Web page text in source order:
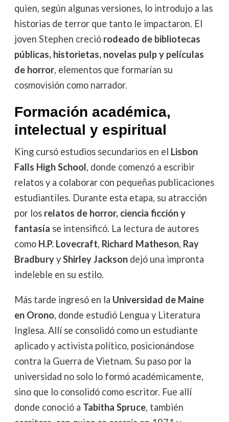
quien, según algunas versiones, lo introdujo a las
historias de terror que tanto le impactaron. El
joven Stephen creció rodeado de bibliotecas
públicas, historietas, novelas pulp y películas
de horror, elementos que formarían su
cosmovisión como narrador.
Formación académica,
intelectual y espiritual
King cursó estudios secundarios en el Lisbon
Falls High School, donde comenzó a escribir
relatos y a colaborar con pequeñas publicaciones
estudiantiles. Durante esta etapa, su atracción
por los relatos de horror, ciencia ficción y
fantasía se intensificó. La lectura de autores
como H.P. Lovecraft, Richard Matheson, Ray
BradburyyShirley Jacksondejó una impronta
indeleble en su estilo.
Más tarde ingresó en la Universidad de Maine
en Orono, donde estudió Lengua y Literatura
Inglesa. Allí se consolidó como un estudiante
aplicado y activista político, posicionándose
contra la Guerra de Vietnam. Su paso por la
universidad no solo lo formó académicamente,
sino que lo consolidó como escritor. Fue allí
donde conoció a Tabitha Spruce, también